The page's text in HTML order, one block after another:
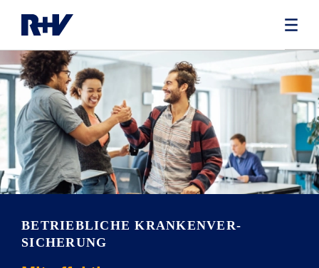
BETRIEBLICHE KRANKENVER­
SICHERUNG